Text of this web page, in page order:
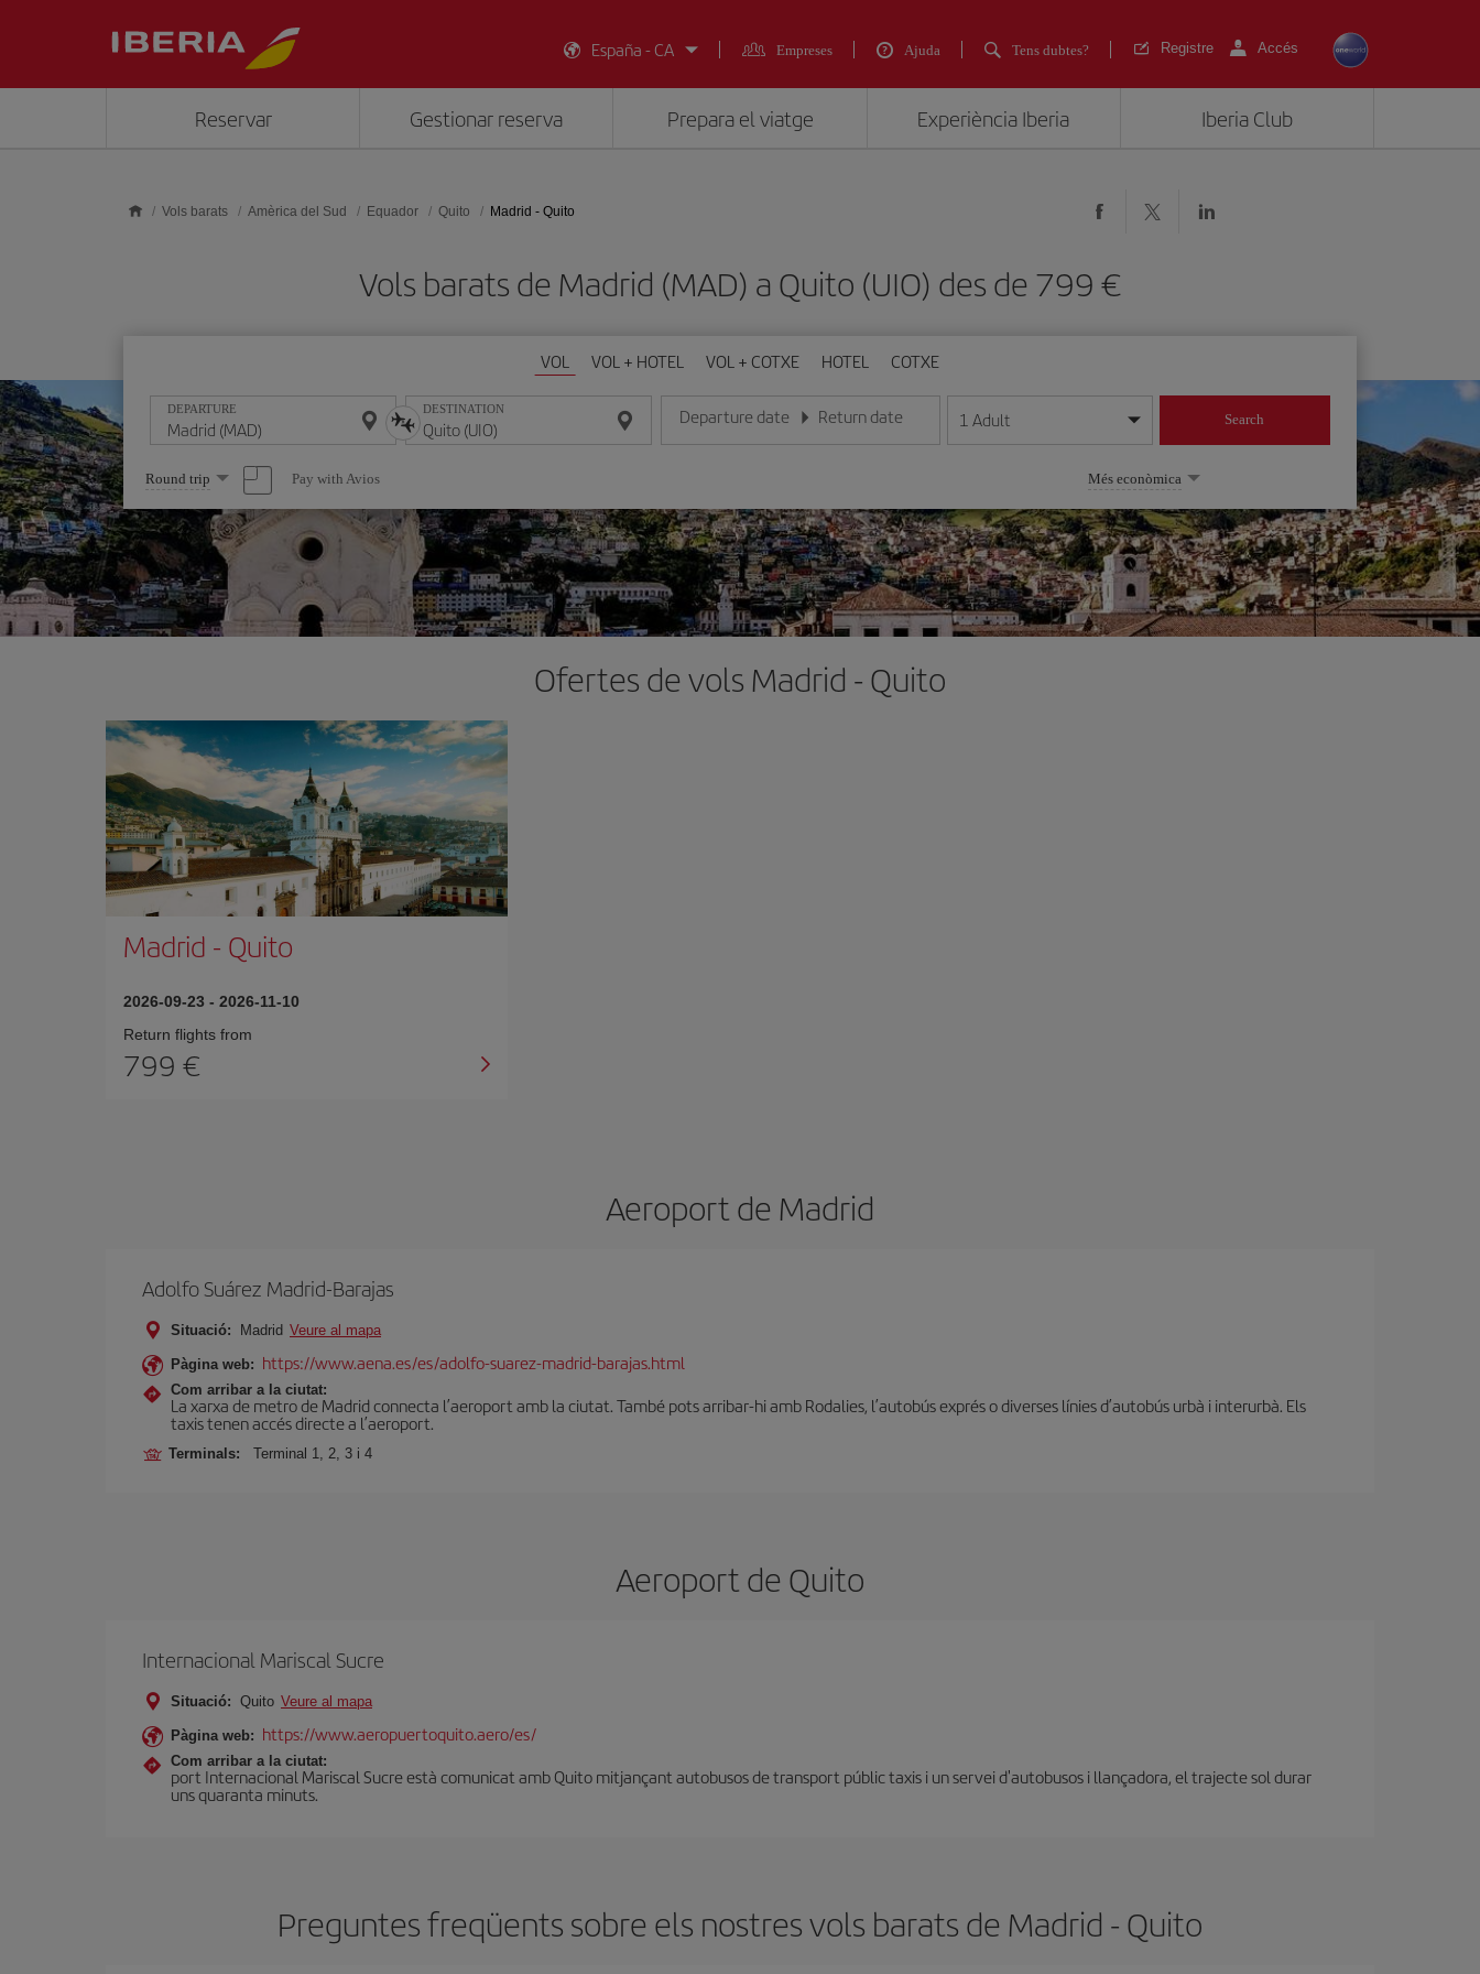
España - CA
Empreses Ajuda Tens dubtes? Registre Accés
Reservar Gestionar reserva Prepara el viatge Experiència Iberia Iberia Club
Vols barats Amèrica del Sud Equador Quito Madrid - Quito
Vols barats de Madrid (MAD) a Quito (UIO) des de 799
VOL VOL + HOTEL VOL + COTXE HOTEL COTXE
DEPARTURE DESTINATION Departure date
Introduce la fecha en format dia/mes/any
Return date
Introduce la fecha en format dia/mes/any
1 Adult Search
Select
one
option
Round trip Pay with Avios Més econòmica
Ofertes de vols Madrid - Quito
Madrid - Quito
2026-09-23 - 2026-11-10
Return flights from
799
Aeroport de Madrid
Adolfo Suárez Madrid-Barajas
Situació: Madrid Veure al mapa
Pàgina web: https://www.aena.es/es/adolfo-suarez-madrid-barajas.html
Com arribar a la ciutat:
La xarxa de metro de Madrid connecta l’aeroport amb la ciutat. També pots arribar-hi amb Rodalies, l’autobús exprés o diverses línies d’autobús urbà i interurbà. Els
taxis tenen accés directe a l’aeroport.
Terminals: Terminal 1, 2, 3 i 4
Aeroport de Quito
Internacional Mariscal Sucre
Situació: Quito Veure al mapa
Pàgina web: https://www.aeropuertoquito.aero/es/
Com arribar a la ciutat:
port Internacional Mariscal Sucre està comunicat amb Quito mitjançant autobusos de transport públic taxis i un servei d'autobusos i llançadora, el trajecte sol durar
uns quaranta minuts.
Preguntes freqüents sobre els nostres vols barats de Madrid - Quito